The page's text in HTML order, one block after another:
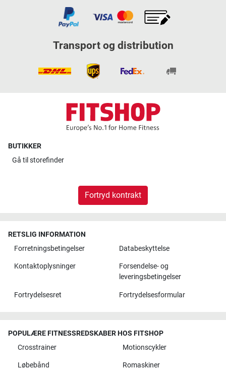
Transport og distribution
BUTIKKER
Gå til storefinder
Fortryd kontrakt
RETSLIG INFORMATION
Forretningsbetingelser
Databeskyttelse
Kontaktoplysninger
Forsendelse- og
leveringsbetingelser
Fortrydelsesret Fortrydelsesformular
POPULÆRE FITNESSREDSKABER HOS FITSHOP
Crosstrainer
Motionscykler
Løbebånd Romaskiner